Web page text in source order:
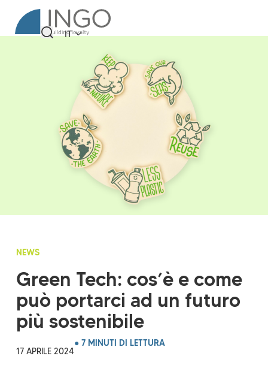
IT
NEWS
Green Tech: cos’è e come
può portarci ad un futuro
più sostenibile
17 APRILE 2024
● 7 MINUTI DI LETTURA